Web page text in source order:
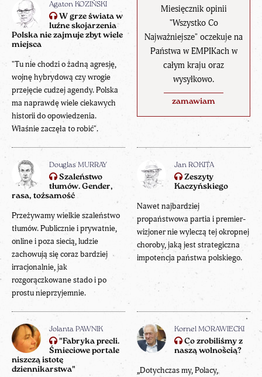
Miesięcznik opinii
"Wszystko Co
Najważniejsze" oczekuje na
Państwa w EMPIKach w
całym kraju oraz
wysyłkowo.
zamawiam
Agaton KOZIŃSKI
W grze świata w
luźne skojarzenia
Polska nie zajmuje zbyt wiele
miejsca
"Tu nie chodzi o żadną agresję,
wojnę hybrydową czy wrogie
przejęcie cudzej agendy. Polska
ma naprawdę wiele ciekawych
historii do opowiedzenia.
Właśnie zaczęła to robić".
Douglas MURRAY
Szaleństwo
tłumów. Gender,
rasa, tożsamość
Przeżywamy wielkie szaleństwo
tłumów. Publicznie i prywatnie,
online i poza siecią, ludzie
zachowują się coraz bardziej
irracjonalnie, jak
rozgorączkowane stado i po
prostu nieprzyjemnie.
Jan ROKITA
Zeszyty
Kaczyńskiego
Nawet najbardziej
propaństwowa partia i premier-
wizjoner nie wyleczą tej okropnej
choroby, jaką jest strategiczna
impotencja państwa polskiego.
Jolanta PAWNIK
"Fabryka precli.
Śmieciowe portale
niszczą istotę
dziennikarstwa"
Kornel MORAWIECKI
Co zrobiliśmy z
naszą wolnością?
„Dotychczas my, Polacy,